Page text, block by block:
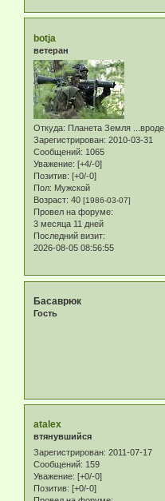
botja
ветеран
Откуда: Планета Земля ...вроде
Зарегистрирован: 2010-03-31
Сообщений: 1065
Уважение: [+4/-0]
Позитив: [+0/-0]
Пол: Мужской
Возраст: 40 [1986-03-07]
Провел на форуме:
3 месяца 11 дней
Последний визит:
2026-08-05 08:56:55
Басаврюк
Гость
atalex
втянувшийся
Зарегистрирован: 2011-07-17
Сообщений: 159
Уважение: [+0/-0]
Позитив: [+0/-0]